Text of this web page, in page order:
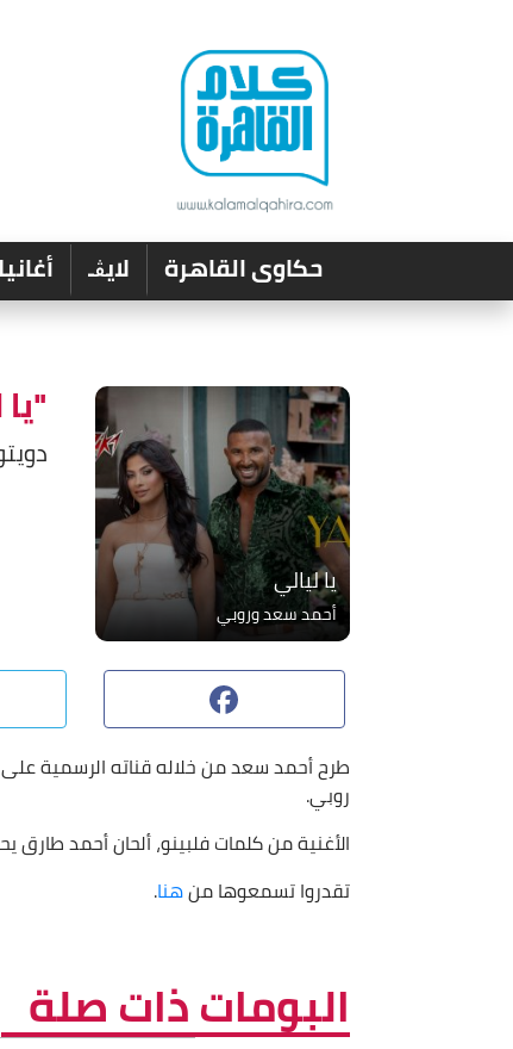
حكاوى القاهرة لايڨـ
يا ليالي
أحمد سعد وروبي
طرح أحمد سعد من خلاله قناته الرسمية على
روبي.
الأغنية من كلمات فلبينو، ألحان أحمد طارق
تقدروا تسمعوها منهنا.
البومات ذات صلة